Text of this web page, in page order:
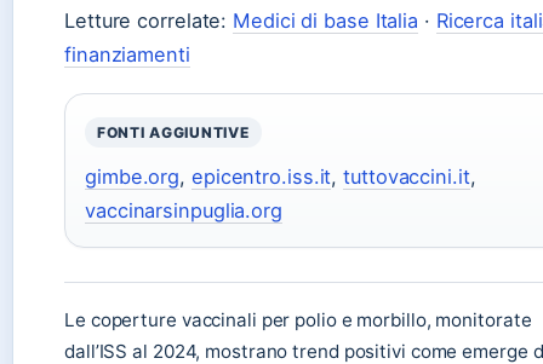
Letture correlate: Medici di base Italia · Ricerca
finanziamenti
FONTI AGGIUNTIVE
gimbe.org, epicentro.iss.it,tuttovaccini.it,
vaccinarsinpuglia.org
Le coperture vaccinali per polio e morbillo, monitorate
dall’ISS al 2024, mostrano trend positivi come emerge